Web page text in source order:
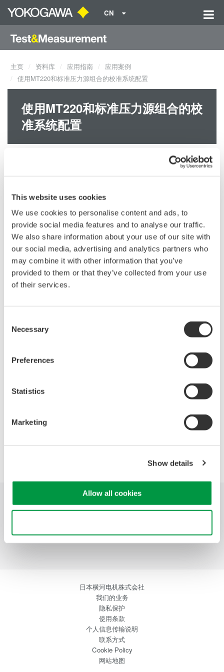
This website uses cookies
We use cookies to personalise content and ads, to
provide social media features and to analyse our traffic.
We also share information about your use of our site with
our social media, advertising and analytics partners who
may combine it with other information that you’ve
provided to them or that they’ve collected from your use
of their services.
Selection
Necessary
Preferences
Statistics
Marketing
Show details
Allow all cookies
CN
主页 资料库 应用指南
应用案例
使用MT220和标准压力源组合的校准系统配置
使用MT220和标准压力源组合的校
准系统配置
与标准压力源(如MC100系列)或手提泵(如型号BA-11)组合使
用。您也可以将PC和相关设备整合到系统中，以构成自动化的
校准系统，是校准实验室等场所的理想方案。
相关产品和解决方案
数字压力计 MT220
的事实标准。
行业应用 产品介绍 资料库
日本横河电机株式会社
我们的业务
隐私保护
使用条款
个人信息传输说明
联系方式
Cookie Policy
网站地图